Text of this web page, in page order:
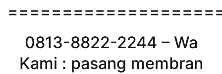
0813-8822-2244 – Wa
Kami : pasang membran